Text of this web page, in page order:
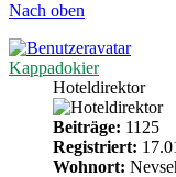
Nach oben
Kappadokier
Hoteldirektor
Beiträge: 1125
Registriert:
Wohnort: